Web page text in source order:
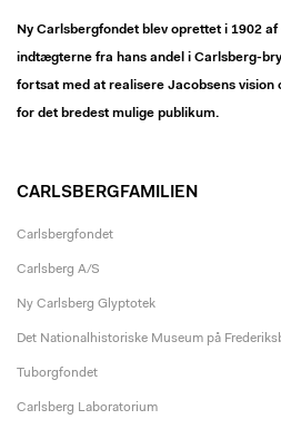
Ny Carlsbergfondet blev oprettet i 1902
indtægterne fra hans andel i Carlsberg-
fortsat med at realisere Jacobsens
for det bredest mulige publikum.
CARLSBERGFAMILIEN
Carlsbergfondet
Carlsberg A/S
Ny Carlsberg Glyptotek
Det Nationalhistoriske Museum på
Tuborgfondet
Carlsberg Laboratorium